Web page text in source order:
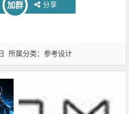
加群 分享
所属分类：参考设计